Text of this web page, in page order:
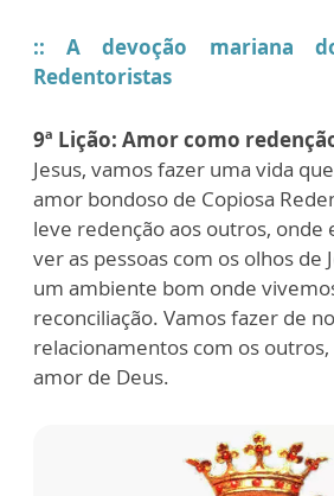
:: A devoção mariana
Redentoristas
9ª Lição: Amor como
Jesus, vamos fazer uma vida
amor bondoso de Copiosa
leve redenção aos outros, onde
ver as pessoas com os olhos de
um ambiente bom onde
reconciliação. Vamos fazer de
relacionamentos com os
amor de Deus.